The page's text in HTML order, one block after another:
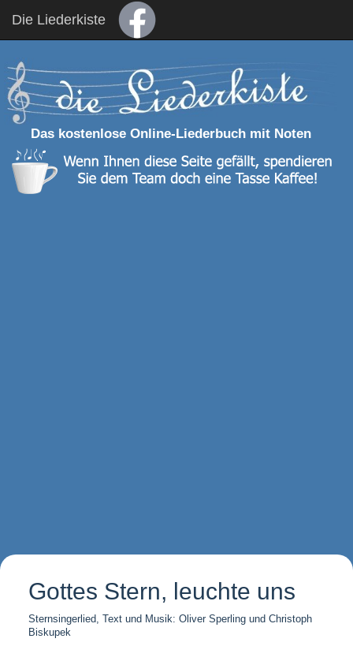
Die Liederkiste
Das kostenlose Online-Liederbuch mit Noten
Gottes Stern, leuchte uns
Sternsingerlied, Text und Musik: Oliver Sperling und Christoph
Biskupek